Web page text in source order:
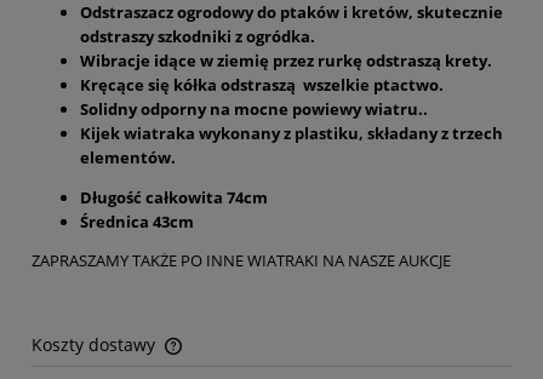
Odstraszacz ogrodowy do ptaków i kretów, skutecznie
odstraszy szkodniki z ogródka.
Wibracje idące w ziemię przez rurkę odstraszą krety.
Kręcące się kółka odstraszą wszelkie ptactwo.
Solidny odporny na mocne powiewy wiatru..
Kijek wiatraka wykonany z plastiku, składany z trzech
elementów.
Długość całkowita 74cm
Średnica 43cm
ZAPRASZAMY TAKŻE PO INNE WIATRAKI NA NASZE AUKCJE
Koszty dostawy
Cena nie zawiera ewentualnych kosztów płatności